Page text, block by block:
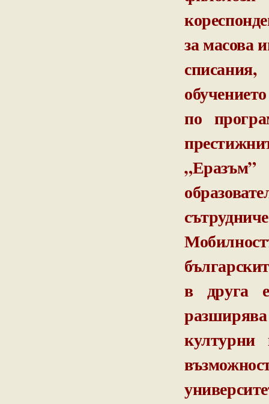
за масова
по
в друга
културни